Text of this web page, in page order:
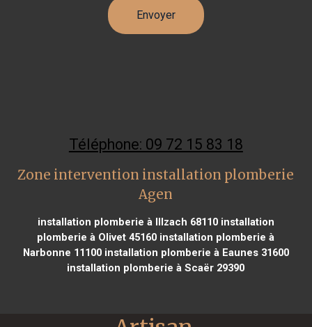
Téléphone: 09 72 15 83 18
Zone intervention installation plomberie
Agen
installation plomberie à Illzach 68110installation
plomberie à Olivet 45160 installation plomberie à
Narbonne 11100installation plomberie à Eaunes 31600
installation plomberie à Scaër 29390